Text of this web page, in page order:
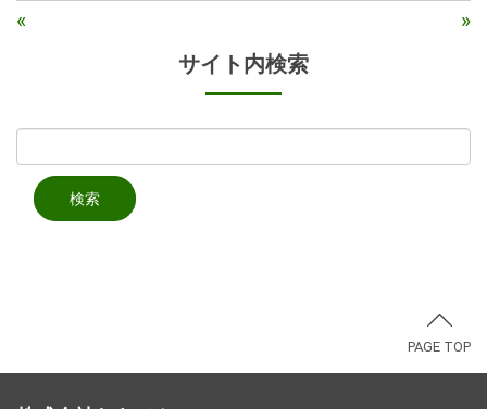
« »
サイト内検索
PAGE TOP